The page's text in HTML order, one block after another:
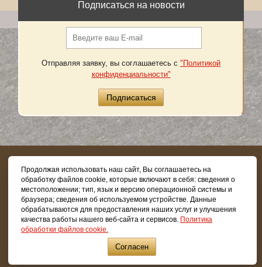
Подписаться на новости
Отправляя заявку, вы соглашаетесь с "Политикой
конфиденциальности"
Copyright © 2026.Все права защищены
Политика конфиденциальности
8 (800) 505-03-62
Продвижение сайтов
Продолжая использовать наш сайт, Вы соглашаетесь на
обработку файлов cookie, которые включают в себя: сведения о
местоположении; тип, язык и версию операционной системы и
браузера; сведения об используемом устройстве. Данные
обрабатываются для предоставления наших услуг и улучшения
качества работы нашего веб-сайта и сервисов.
Политика
обработки файлов cookie.
Согласен